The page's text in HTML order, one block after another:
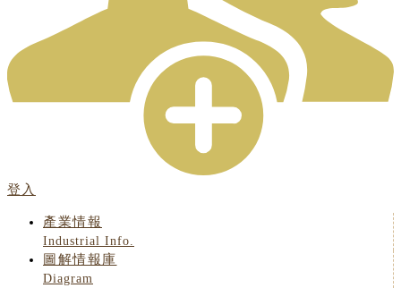
登入
產業情報
Industrial Info.
圖解情報庫
Diagram